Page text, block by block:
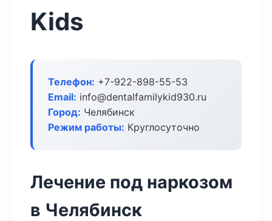
Kids
Телефон: +7-922-898-55-53
Email: info@dentalfamilykid930.ru
Город: Челябинск
Режим работы: Круглосуточно
Лечение под наркозом
в Челябинск